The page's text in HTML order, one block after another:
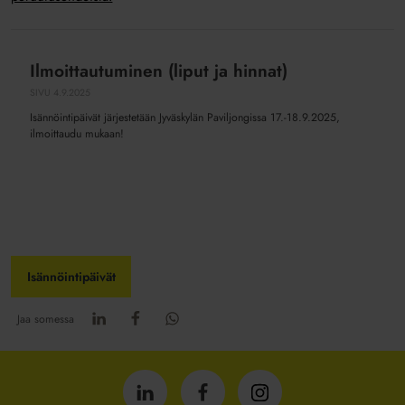
Ilmoittautuminen
ja
hinnat)
Ilmoittautuminen (liput ja hinnat)
Isännöintipäivät järjestetään Jyväskylän Paviljongissa 17.-18.9.2025,
ilmoittaudu mukaan!
Isännöintipäivät
Jaa somessa
IsännöintiliittoIsännöintiliittoIsännöintiliitto